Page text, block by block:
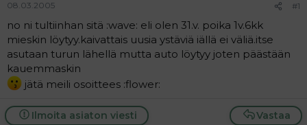
u
n
a
o
i
t
t
n
v
i
e
s
t
i
08.03.2005 #1
no ni tultiinhan sitä :wave: eli olen 31.v. poika 1v.6kk
mieskin löytyy.kaivattais uusia ystäviä iällä ei väliä.itse
asutaan turun lähellä mutta auto löytyy joten päästään
kauemmaskin
jätä meili osoittees :flower:
Vastaa
Ilmoita asiaton viesti